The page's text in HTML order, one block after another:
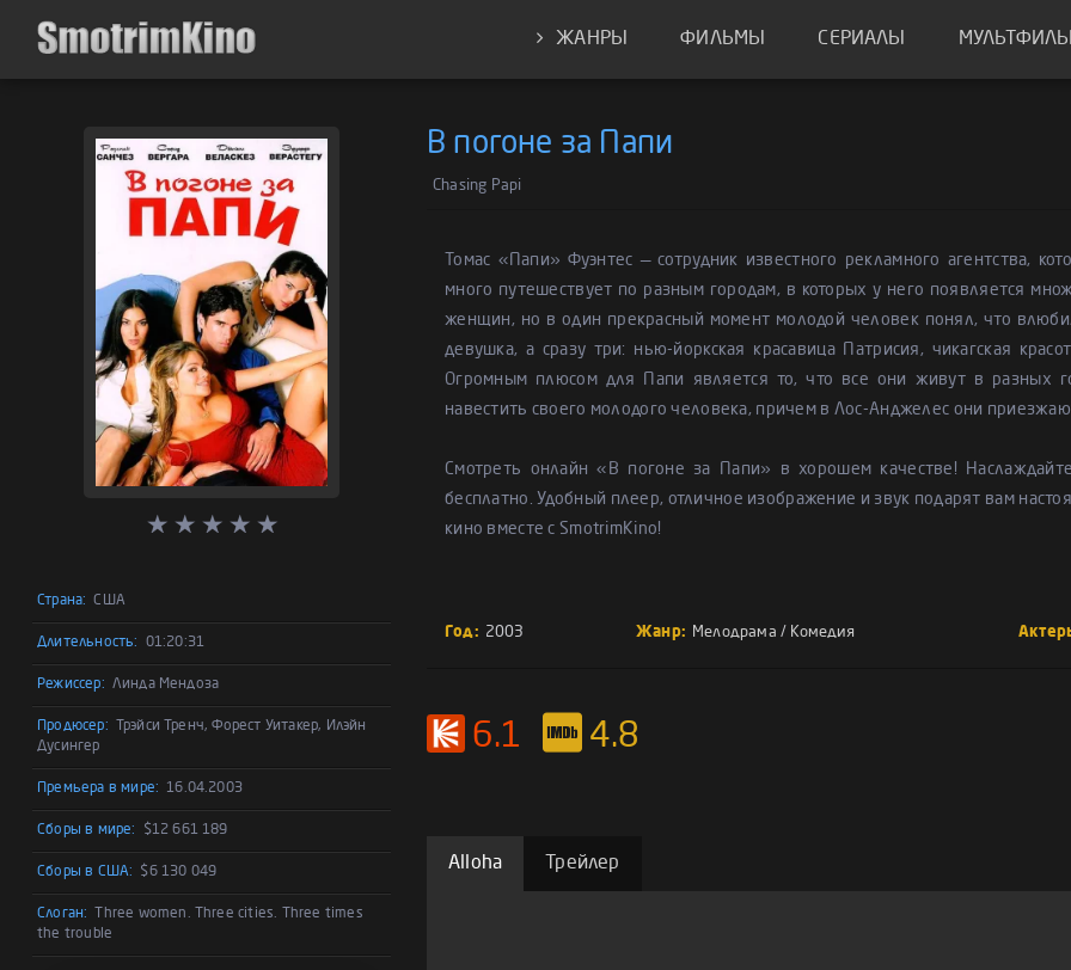
ЖАНРЫ ФИЛЬМЫ СЕРИАЛЫ
Страна: США
Длительность: 01:20:31
Режиссер: Линда Мендоза
Продюсер:
Трэйси Тренч, Форест Уитакер, Илэйн
Дусингер
Премьера в мире: 16.04.2003
Сборы в мире: $12 661 189
Сборы в США: $6 130 049
Слоган:
Three women. Three cities. Three times
the trouble
В погоне за Папи
Chasing Papi
Томас «Папи» Фуэнтес — сотрудник известного рекламного агентства,
много путешествует по разным городам, в которых у него появляется
женщин, но в один прекрасный момент молодой человек понял, что
девушка, а сразу три: нью-йоркская красавица Патрисия, чикагская
Огромным плюсом для Папи является то, что все они живут в разных
навестить своего молодого человека, причем в Лос-Анджелес они
Смотреть онлайн «В погоне за Папи» в хорошем качестве!
бесплатно. Удобный плеер, отличное изображение и звук подарят вам
кино вместе с SmotrimKino!
Год: 2003 Жанр: Мелодрама / Комедия
6.1 4.8
Alloha Трейлер